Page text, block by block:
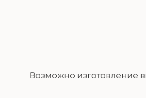
Возможно изготовление